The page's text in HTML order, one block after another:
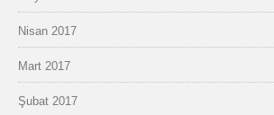
Nisan 2017
Mart 2017
Şubat 2017